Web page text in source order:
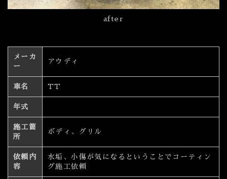
after
メーカ
ー
アウディ
車名 TT
年式
施工箇
所
ボディ、グリル
依頼内
容
水垢、小傷が気になるということでコーティン
グ施工依頼